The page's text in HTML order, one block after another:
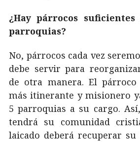
¿Hay párrocos
parroquias?
No, párrocos cada vez
debe servir para
de otra manera. El
más itinerante y misionero
5 parroquias a su cargo.
tendrá su comunidad
laicado deberá recuperar su